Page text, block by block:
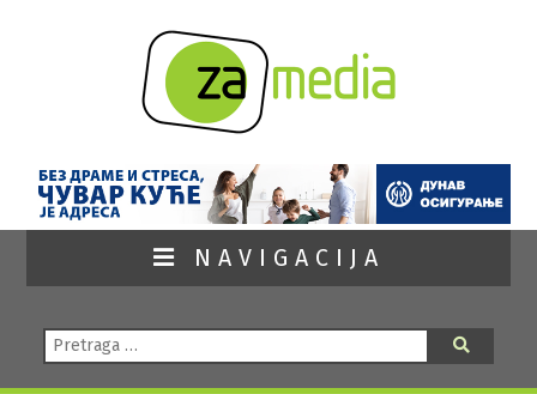
NAVIGACIJA
Pretraga: